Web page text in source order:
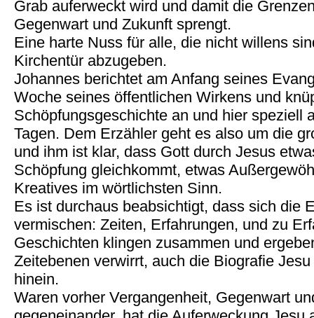
Grab auferweckt wird und damit die
Gegenwart und Zukunft sprengt.
Eine harte Nuss für alle, die nicht willens
Kirchentür abzugeben.
Johannes berichtet am Anfang seines
Woche seines öffentlichen Wirkens und
Schöpfungsgeschichte an und hier speziell
Tagen. Dem Erzähler geht es also um die
und ihm ist klar, dass Gott durch Jesus
Schöpfung gleichkommt, etwas
Kreatives im wörtlichsten Sinn.
Es ist durchaus beabsichtigt, dass sich die
vermischen: Zeiten, Erfahrungen, und zu
Geschichten klingen zusammen und
Zeitebenen verwirrt, auch die Biografie
hinein.
Waren vorher Vergangenheit, Gegenwart